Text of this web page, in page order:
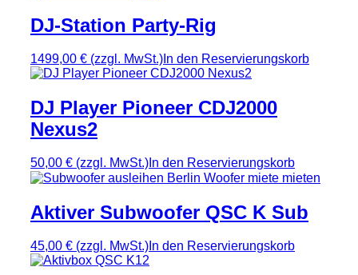
DJ-Station Party-Rig
1499,00 € (zzgl. MwSt.) In den Reservierungskorb
DJ Player Pioneer CDJ2000
Nexus2
50,00 € (zzgl. MwSt.) In den Reservierungskorb
Aktiver Subwoofer QSC K Sub
45,00 € (zzgl. MwSt.) In den Reservierungskorb